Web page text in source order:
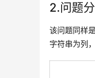
2.问题
该问题同样
字符串为列